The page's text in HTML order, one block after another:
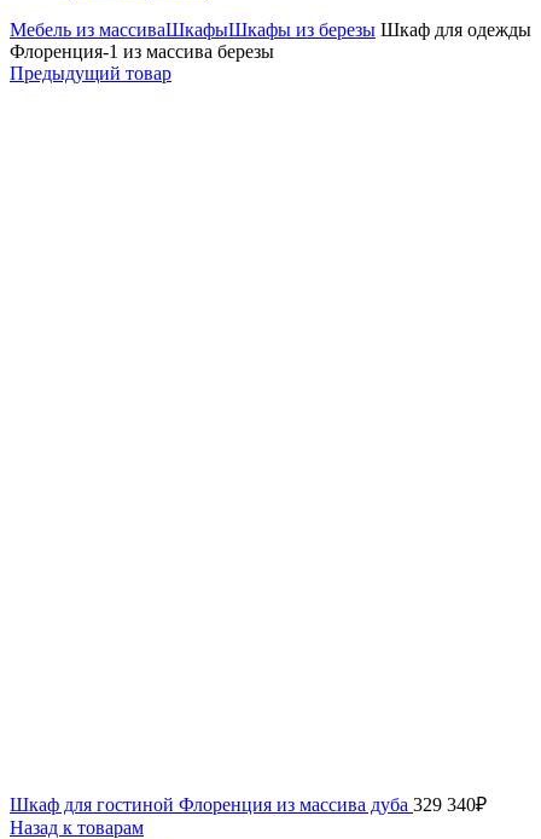
Мебель из массиваШкафыШкафы из березы Шкаф для одежды
Флоренция-1 из массива березы
Предыдущий товар
Шкаф для гостиной Флоренция из массива дуба 329 340₽
Назад к товарам